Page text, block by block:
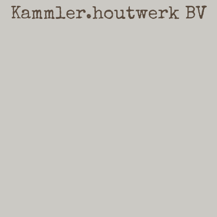
Kammler.houtwerk BV